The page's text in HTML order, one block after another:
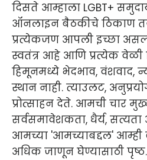
दिसते आम्हाला LGBT+
ऑनलाइन बैठकीचे ठिकाण
प्रत्येकजण आपली इच्छा
स्वतंत्र आहे आणि प्रत्येक वेळी
हिमूनमध्ये भेदभाव, वंशवाद,
स्थान नाही. त्याउलट,
प्रोत्साहन देते. आमची चार
सर्वसमावेशकता, धैर्य,
आमच्या 'आमच्याबद्दल' आम्ही
अधिक जाणून घेण्यासाठी पृष्ठ.